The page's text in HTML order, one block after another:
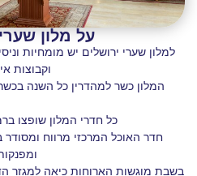
על מלון
למלון שערי ירושלים יש מומחיות
וקבוצות
המלון כשר למהדרין כל השנה
כל חדרי המלון שופצו
חדר האוכל המרכזי מרווח
בשבת מוגשות הארוחות כיאה למגזר